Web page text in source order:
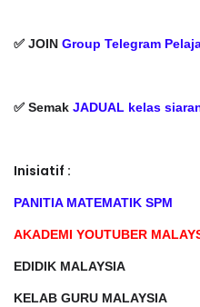
✅ JOIN Group Telegram
✅ Semak JADUAL kelas
Inisiatif :
PANITIA MATEMATIK SPM
AKADEMI YOUTUBER
EDIDIK MALAYSIA
KELAB GURU MALAYSIA